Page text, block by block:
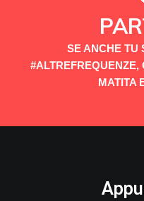
SE ANCHE TU
MATITA